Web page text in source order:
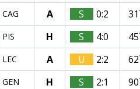
CAG A S 0:2
PIS H S 4:0
LEC A U 2:2
GEN H S 2:1